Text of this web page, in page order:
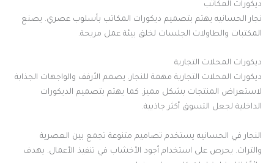
ديكورات المكاتب
نجار الحسانيه يهتم بتصميم ديكورات المكاتب بأسلوب عصري. يصنع
المكتبات والطاولات الجلسات لخلق بيئة عمل مريحة.
ديكورات المحلات التجارية
ديكورات المحلات التجارية مهمة للنجار. يصمم الأرفف والواجهات الجذابة
لاستعراض المنتجات بشكل مميز. كما يهتم بتصميم الديكورات
الداخلية لجعل التسوق أكثر جاذبية.
النجار في الحسانيه يستخدم تصاميم متنوعة تجمع بين العصرية
والتراث. يحرص على استخدام أجود الأخشاب في تنفيذ الأعمال. يهدف